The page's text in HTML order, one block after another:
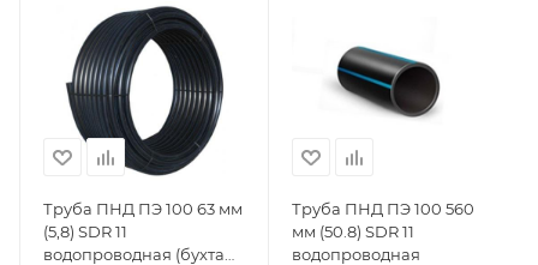
Труба ПНД ПЭ 100 63 мм
(5,8) SDR 11
водопроводная (бухта
Труба ПНД ПЭ 100 560
мм (50.8) SDR 11
водопроводная